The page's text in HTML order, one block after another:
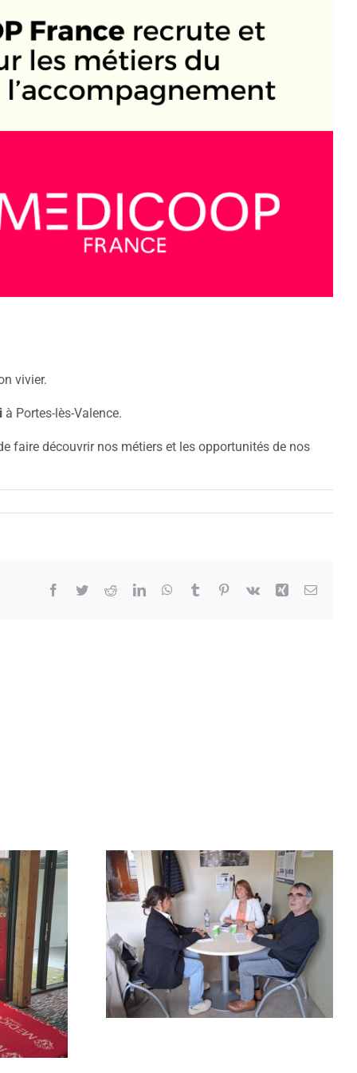
vivier.
à Portes-lès-Valence.
faire découvrir nos métiers et les opportunités de nos
Facebook
TwitterRedditLinkedInWhatsApp
Tumblr Pinterest
Vk Xing Email
Mission
Ferrand